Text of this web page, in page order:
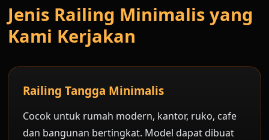
Jenis Railing Minimalis yang
Kami Kerjakan
Railing Tangga Minimalis
Cocok untuk rumah modern, kantor, ruko, cafe
dan bangunan bertingkat. Model dapat dibuat